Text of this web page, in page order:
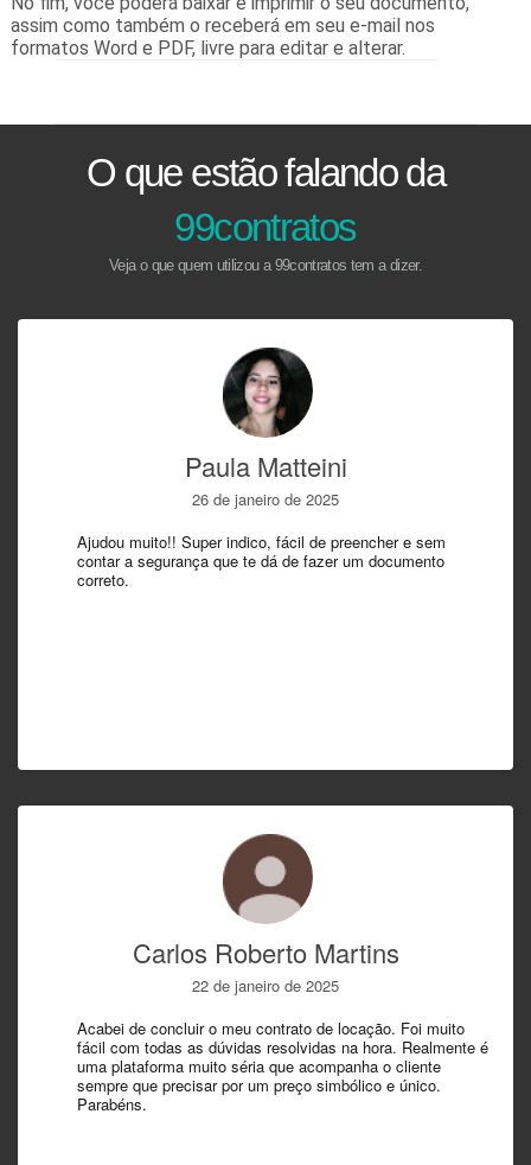
assim como também o receberá em seu e-mail nos
formatos Word e PDF, livre para editar e alterar.
O que estão falando da
99contratos
Veja o que quem utilizou a 99contratos tem a dizer.
Paula Matteini
26 de janeiro de 2025
Ajudou muito!! Super indico, fácil de preencher e sem
contar a segurança que te dá de fazer um documento
correto.
Carlos Roberto Martins
22 de janeiro de 2025
Acabei de concluir o meu contrato de locação. Foi muito
fácil com todas as dúvidas resolvidas na hora. Realmente é
uma plataforma muito séria que acompanha o cliente
sempre que precisar por um preço simbólico e único.
Parabéns.